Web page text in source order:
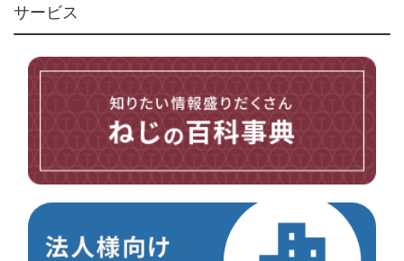
アンカー・プラグ
ユニファイねじ
その他ねじ
電材・設備
サービス